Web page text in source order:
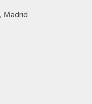
Madrid